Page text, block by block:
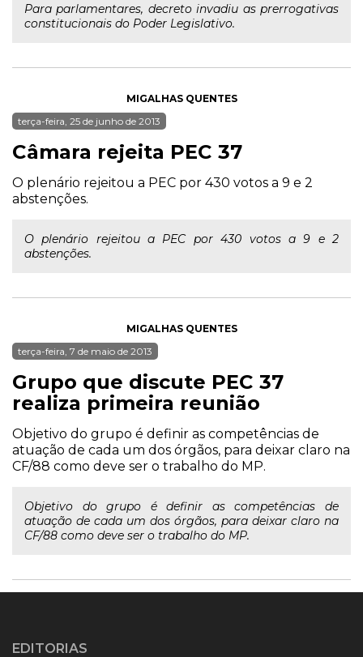
Para parlamentares, decreto invadiu as prerrogativas
constitucionais do Poder Legislativo.
MIGALHAS QUENTES
terça-feira, 25 de junho de 2013
Câmara rejeita PEC 37
O plenário rejeitou a PEC por 430 votos a 9 e 2
abstenções.
O plenário rejeitou a PEC por 430 votos a 9 e 2
abstenções.
MIGALHAS QUENTES
terça-feira, 7 de maio de 2013
Grupo que discute PEC 37
realiza primeira reunião
Objetivo do grupo é definir as competências de
atuação de cada um dos órgãos, para deixar claro na
CF/88 como deve ser o trabalho do MP.
Objetivo do grupo é definir as competências de
atuação de cada um dos órgãos, para deixar claro na
CF/88 como deve ser o trabalho do MP.
EDITORIAS